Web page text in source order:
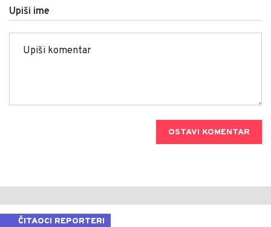
Upiši ime
OSTAVI KOMENTAR
ČITAOCI REPORTERI